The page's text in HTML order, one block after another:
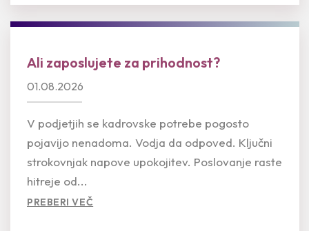
Ali zaposlujete za prihodnost?
01.08.2026
V podjetjih se kadrovske potrebe pogosto
pojavijo nenadoma. Vodja da odpoved. Ključni
strokovnjak napove upokojitev. Poslovanje raste
hitreje od...
PREBERI VEČ